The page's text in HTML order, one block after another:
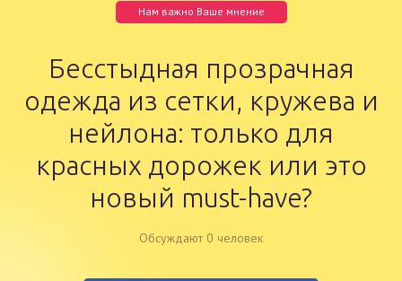
Нам важно Ваше мнение
Бесстыдная прозрачная
одежда из сетки, кружева и
нейлона: только для
красных дорожек или это
новый must-have?
Обсуждают 0 человек